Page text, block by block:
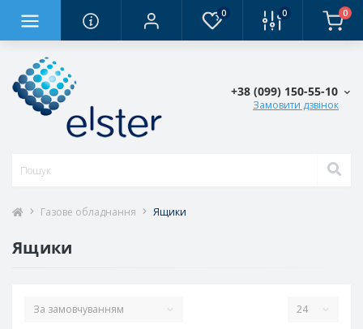
0 0 0
+38 (0‎99) 150-55-10
Замовити дзвінок
Газове обладнання Ящики
Ящики